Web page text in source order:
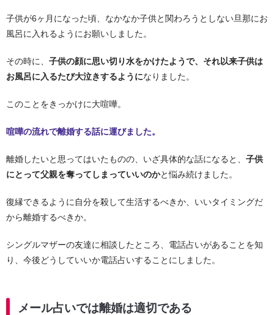
子供が6ヶ月になった頃、なかなか子供と関わろうとしない旦那にお
風呂に入れるようにお願いしました。
その時に、 子供の顔に思い切り水をかけたようで、それ以来子供は
お風呂に入るたび大泣きするようになりました。
このことをきっかけに大喧嘩。
喧嘩の流れで離婚する話に運びました。
離婚したいと思ってはいたものの、いざ具体的な話になると、 子供
にとって父親を奪ってしまっていいのかと悩み続けました。
復縁できるように自分を殺して生活するべきか、いいタイミングだ
から離婚するべきか。
シングルマザーの友達に相談したところ、電話占いがあることを知
り、今後どうしていいか電話占いすることにしました。
メール占いでは離婚は適切である